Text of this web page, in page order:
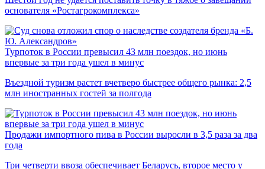
основателя «Ростагрокомплекса»
Турпоток в России превысил 43 млн поездок, но июнь
впервые за три года ушел в минус
Въездной туризм растет вчетверо быстрее общего рынка: 2,5
млн иностранных гостей за полгода
Продажи импортного пива в России выросли в 3,5 раза за два
года
Три четверти ввоза обеспечивает Беларусь, второе место у